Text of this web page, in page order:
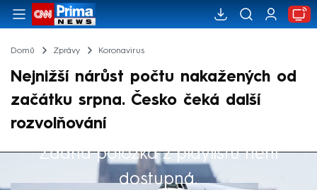
Domů Zprávy Koronavirus
Nejnižší nárůst počtu nakažených od
začátku srpna. Česko čeká další
rozvolňování
Žádná položka z playlistu není
dostupná.
Výběr redakce